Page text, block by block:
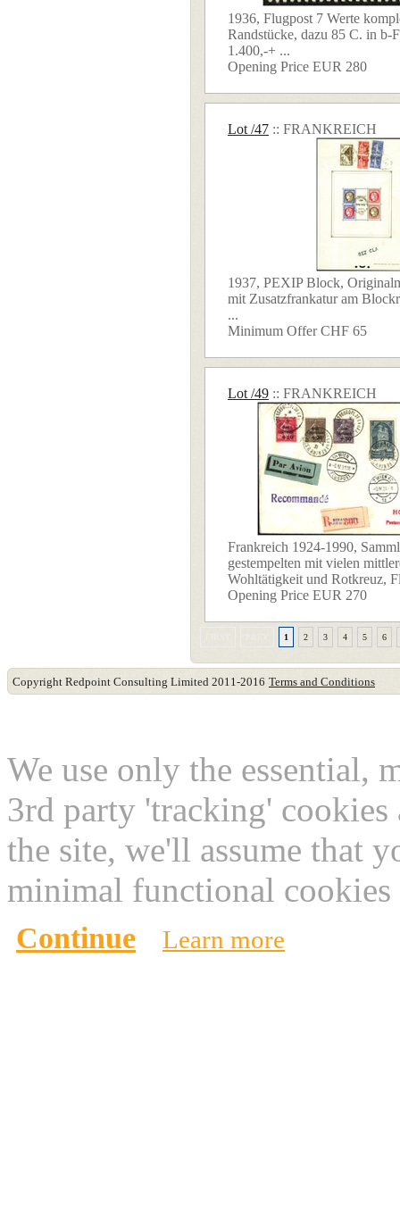
1936, Flugpost 7 Werte
Randstücke, dazu 85 C. in b-
1.400,-+ ...
Opening Price EUR 280
Lot /47 :: FRANKREICH
1937, PEXIP Block,
mit Zusatzfrankatur am
...
Minimum Offer CHF 65
Lot /49 :: FRANKREICH
Frankreich 1924-1990,
gestempelten mit vielen
Wohltätigkeit und Rotkreuz,
Opening Price EUR 270
1 2 3 4 5 6
Copyright Redpoint Consulting Limited 2011-2016 Terms and Conditions
We use only the essential,
3rd party 'tracking'
the site, we'll assume that
minimal functional
Continue Learn more